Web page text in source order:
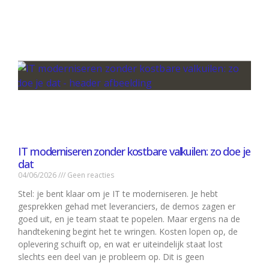
IT moderniseren zonder kostbare valkuilen: zo doe je
dat
04/06/2026 Geen reacties
Stel: je bent klaar om je IT te moderniseren. Je hebt
gesprekken gehad met leveranciers, de demos zagen er
goed uit, en je team staat te popelen. Maar ergens na de
handtekening begint het te wringen. Kosten lopen op, de
oplevering schuift op, en wat er uiteindelijk staat lost
slechts een deel van je probleem op. Dit is geen